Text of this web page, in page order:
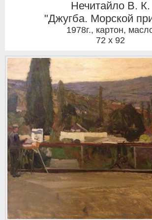
Нечитайло В. К.
"Джугба. Морской
1978г., картон,
72 x 92